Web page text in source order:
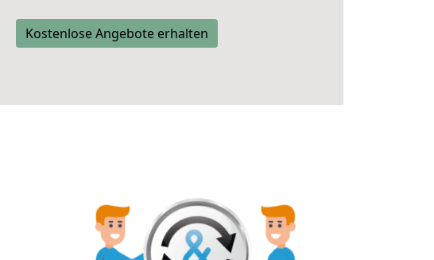
Kostenlose Angebote erhalten